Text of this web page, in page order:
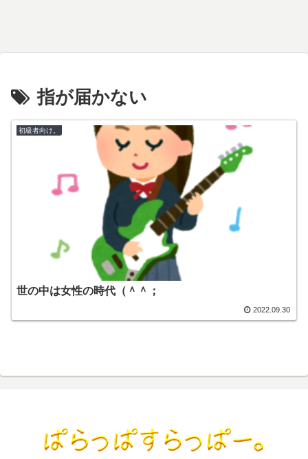
指が届かない
初級者向け。
世の中は女性の時代（＾＾；
2022.09.30